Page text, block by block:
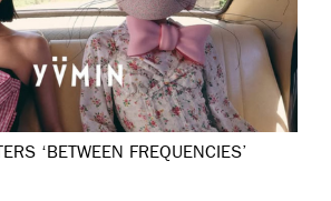
‘BETWEEN FREQUENCIES’